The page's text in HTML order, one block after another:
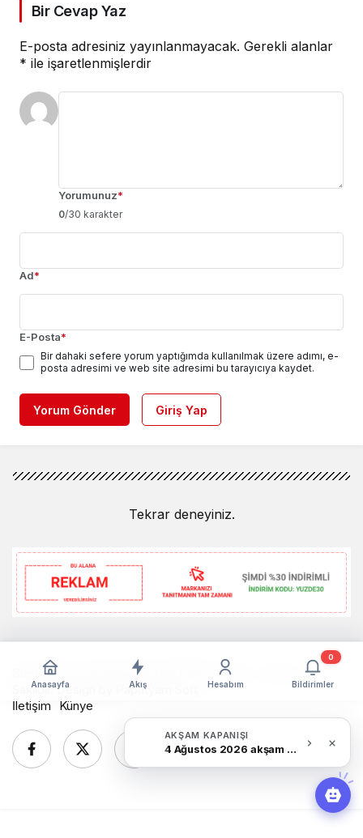
Bir Cevap Yaz
E-posta adresiniz yayınlanmayacak. Gerekli alanlar
* ile işaretlenmişlerdir
Yorumunuz*
0/30 karakter
Ad*
E-Posta*
Bir dahaki sefere yorum yaptığımda kullanılmak üzere adımı, e-
posta adresimi ve web site adresimi bu tarayıcıya kaydet.
Yorum Gönder Giriş Yap
Tekrar deneyiniz.
AKŞAM KAPANIŞI
4 Ağustos 2026 akşam Haber Bülteni
Anasayfa Akış Hesabım Bildirimler
0
Bizim Düzce Gazetesi © Telif Hakkı 2026, Tüm Hakları
Saklıdır. Design by
Papatyam Soft
İletişim
Künye